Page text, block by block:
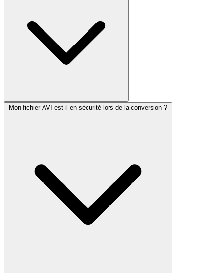
Mon fichier AVI est-il en sécurité lors de la conversion ?